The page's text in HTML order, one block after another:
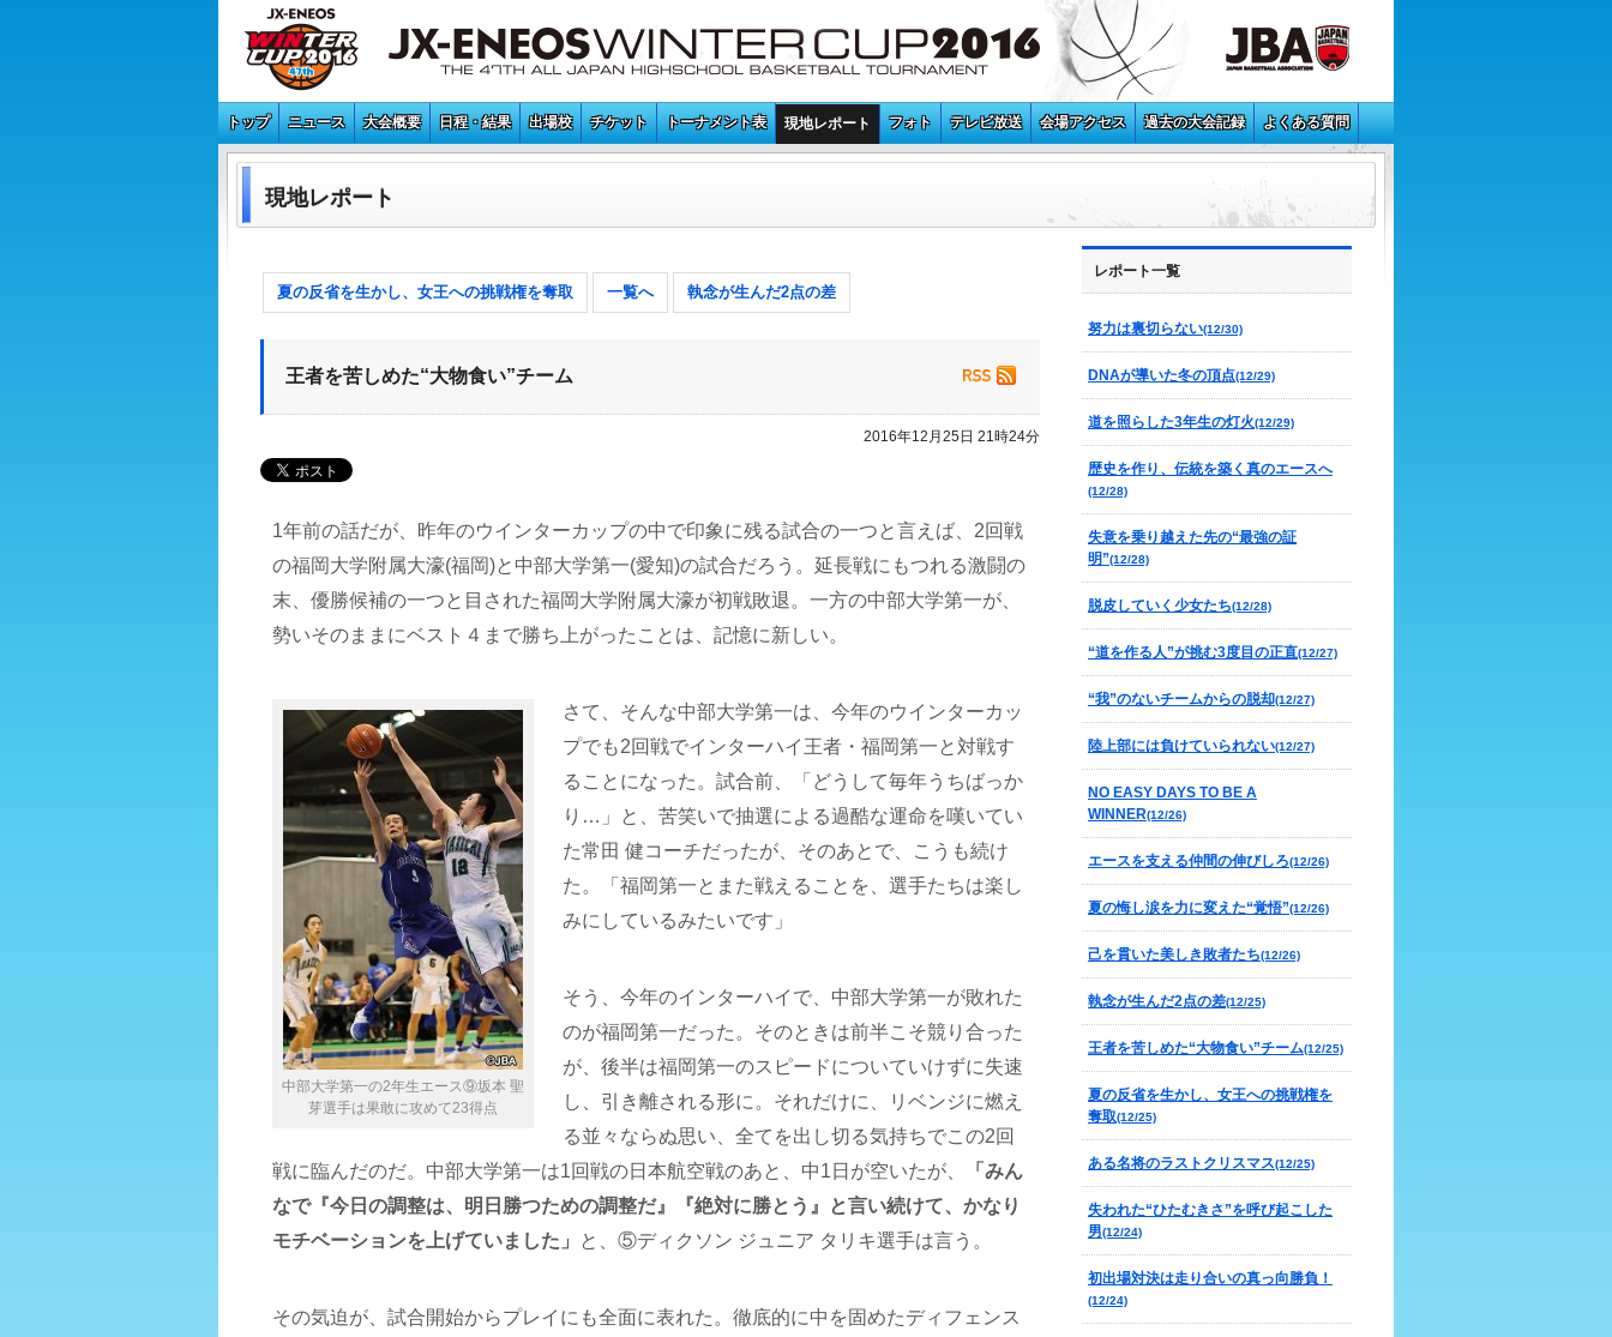
トップ ニュース 大会概要 日程・結果 出場校 チケット トーナメント表 現地レポート フォト テレビ放送 会場アクセス 過去の大会記録 よくある質問
現地レポート
夏の反省を生かし、女王への挑戦権を奪取 一覧へ 執念が生んだ2点の差
王者を苦しめた“大物食い”チーム
2016年12月25日 21時24分
1年前の話だが、昨年のウインターカップの中で印象に残る試合の一つと言えば、2回戦
の福岡大学附属大濠(福岡)と中部大学第一(愛知)の試合だろう。延長戦にもつれる激闘の
末、優勝候補の一つと目された福岡大学附属大濠が初戦敗退。一方の中部大学第一が、
勢いそのままにベスト４まで勝ち上がったことは、記憶に新しい。
中部大学第一の2年生エース⑨坂本 聖
芽選手は果敢に攻めて23得点
さて、そんな中部大学第一は、今年のウインターカッ
プでも2回戦でインターハイ王者・福岡第一と対戦す
ることになった。試合前、「どうして毎年うちばっか
り…」と、苦笑いで抽選による過酷な運命を嘆いてい
た常田 健コーチだったが、そのあとで、こうも続け
た。「福岡第一とまた戦えることを、選手たちは楽し
みにしているみたいです」
そう、今年のインターハイで、中部大学第一が敗れた
のが福岡第一だった。そのときは前半こそ競り合った
が、後半は福岡第一のスピードについていけずに失速
し、引き離される形に。それだけに、リベンジに燃え
る並々ならぬ思い、全てを出し切る気持ちでこの2回
戦に臨んだのだ。中部大学第一は1回戦の日本航空戦のあと、中1日が空いたが、
「みん
なで『今日の調整は、明日勝つための調整だ』『絶対に勝とう』と言い続けて、かなり
モチベーションを上げていました」
と、⑤ディクソン ジュニア タリキ選手は言う。
その気迫が、試合開始からプレイにも全面に表れた。徹底的に中を固めたディフェンス
レポート一覧
努力は裏切らない(12/30)
DNAが導いた冬の頂点(12/29)
道を照らした3年生の灯火(12/29)
歴史を作り、伝統を築く真のエースへ
(12/28)
失意を乗り越えた先の“最強の証
明”(12/28)
脱皮していく少女たち(12/28)
“道を作る人”が挑む3度目の正直(12/27)
“我”のないチームからの脱却(12/27)
陸上部には負けていられない(12/27)
NO EASY DAYS TO BE A
WINNER(12/26)
エースを支える仲間の伸びしろ(12/26)
夏の悔し涙を力に変えた“覚悟”(12/26)
己を貫いた美しき敗者たち(12/26)
執念が生んだ2点の差(12/25)
王者を苦しめた“大物食い”チーム(12/25)
夏の反省を生かし、女王への挑戦権を
奪取(12/25)
ある名将のラストクリスマス(12/25)
失われた“ひたむきさ”を呼び起こした
男(12/24)
初出場対決は走り合いの真っ向勝負！
(12/24)